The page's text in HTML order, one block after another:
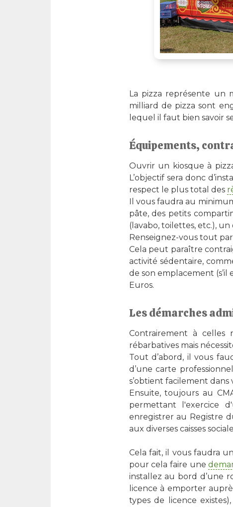
La pizza représente un
milliard de pizza sont
lequel il faut bien savoir
Équipements,
Ouvrir un kiosque à
L’objectif sera donc
respect le plus total des
Il vous faudra au
pâte, des petits
(lavabo, toilettes, etc.),
Renseignez-vous tout
Cela peut paraître
activité sédentaire,
de son emplacement
Euros.
Les démarches
Contrairement à celles
rébarbatives mais
Tout d’abord, il vous
d’une carte
s’obtient facilement
Ensuite, toujours au
permettant l'exercice
enregistrer au Registre
aux diverses caisses
Cela fait, il vous faudra
pour cela faire une
installez au bord d’une
licence à emporter
types de licence